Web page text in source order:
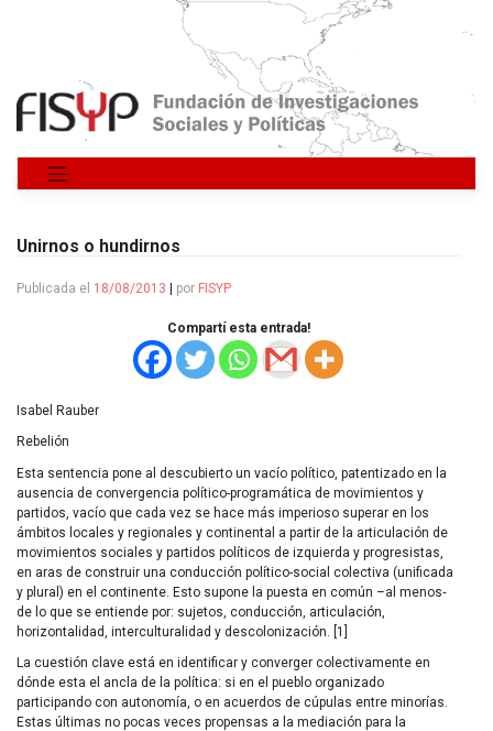
Saltar
Unirnos o hundirnos
Publicada el 18/08/2013 por FISYP
Compartí esta entrada!
Isabel Rauber
Rebelión
Esta sentencia pone al descubierto un vacío político, patentizado en la
ausencia de convergencia político-programática de movimientos y
partidos, vacío que cada vez se hace más imperioso superar en los
ámbitos locales y regionales y continental a partir de la articulación de
movimientos sociales y partidos políticos de izquierda y progresistas,
en aras de construir una conducción político-social colectiva (unificada
y plural) en el continente. Esto supone la puesta en común –al menos‑
de lo que se entiende por: sujetos, conducción, articulación,
horizontalidad, interculturalidad y descolonización. [1]
La cuestión clave está en identificar y converger colectivamente en
dónde esta el ancla de la política: si en el pueblo organizado
participando con autonomía, o en acuerdos de cúpulas entre minorías.
Estas últimas no pocas veces propensas a la mediación para la